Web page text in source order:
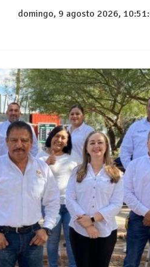
domingo, 9 agosto 2026,